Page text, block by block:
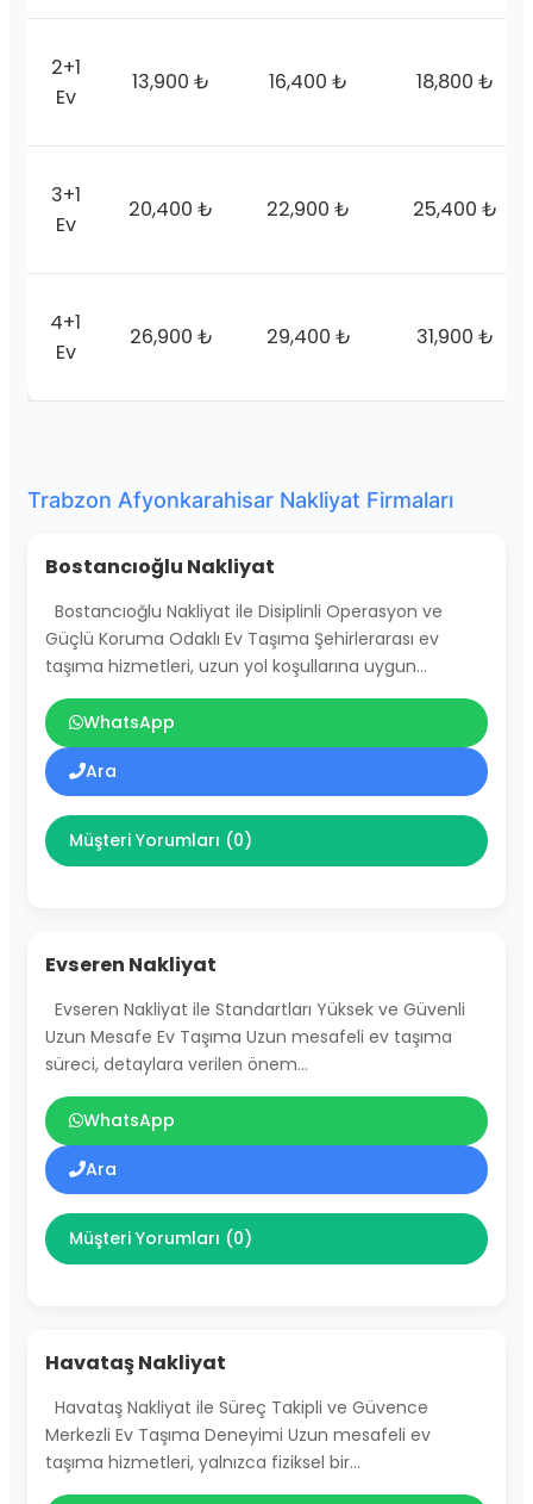
2+1
Ev
13,900 ₺ 16,400 ₺ 18,800 ₺
3+1
Ev
20,400 ₺ 22,900 ₺ 25,400 ₺
4+1
Ev
26,900 ₺ 29,400 ₺ 31,900 ₺
Trabzon Afyonkarahisar Nakliyat Firmaları
Bostancıoğlu Nakliyat
Bostancıoğlu Nakliyat ile Disiplinli Operasyon ve
Güçlü Koruma Odaklı Ev Taşıma Şehirlerarası ev
taşıma hizmetleri, uzun yol koşullarına uygun…
WhatsApp
Ara
Müşteri Yorumları (0)
Evseren Nakliyat
Evseren Nakliyat ile Standartları Yüksek ve Güvenli
Uzun Mesafe Ev Taşıma Uzun mesafeli ev taşıma
süreci, detaylara verilen önem…
WhatsApp
Ara
Müşteri Yorumları (0)
Havataş Nakliyat
Havataş Nakliyat ile Süreç Takipli ve Güvence
Merkezli Ev Taşıma Deneyimi Uzun mesafeli ev
taşıma hizmetleri, yalnızca fiziksel bir…